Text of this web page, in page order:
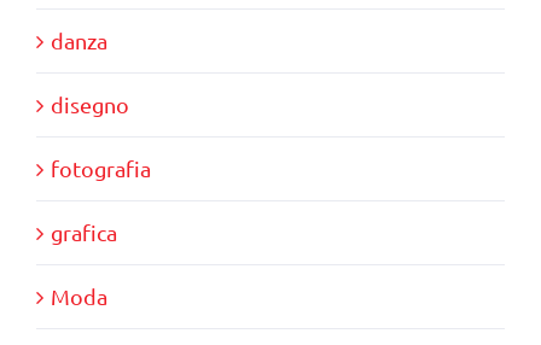
danza
disegno
fotografia
grafica
Moda